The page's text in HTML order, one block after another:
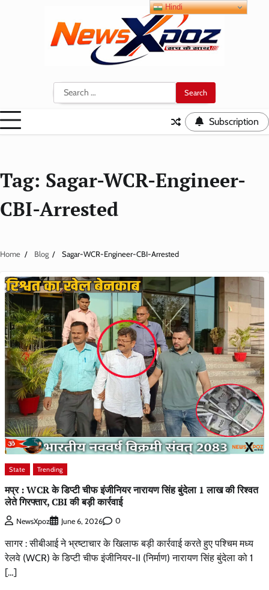
Search
for:
Subscription
Tag: Sagar-WCR-Engineer-
CBI-Arrested
Home Blog Sagar-WCR-Engineer-CBI-Arrested
State Trending
मप्र : WCR के डिप्टी चीफ इंजीनियर नारायण सिंह बुंदेला 1 लाख की रिश्वत
लेते गिरफ्तार, CBI की बड़ी कार्रवाई
NewsXpoz June 6, 2026 0
सागर : सीबीआई ने भ्रष्टाचार के खिलाफ बड़ी कार्रवाई करते हुए पश्चिम मध्य
रेलवे (WCR) के डिप्टी चीफ इंजीनियर-II (निर्माण) नारायण सिंह बुंदेला को 1
[…]
Hindi